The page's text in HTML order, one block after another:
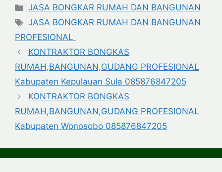
Categories
JASA BONGKAR RUMAH DAN BANGUNAN
Tags
JASA BONGKAR RUMAH DAN BANGUNAN
PROFESIONAL
KONTRAKTOR BONGKAS
RUMAH,BANGUNAN,GUDANG PROFESIONAL
Kabupaten Kepulauan Sula 085876847205
KONTRAKTOR BONGKAS
RUMAH,BANGUNAN,GUDANG PROFESIONAL
Kabupaten Wonosobo 085876847205